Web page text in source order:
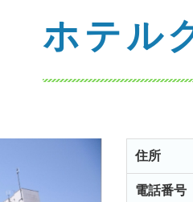
ホテル
住所
電話番号